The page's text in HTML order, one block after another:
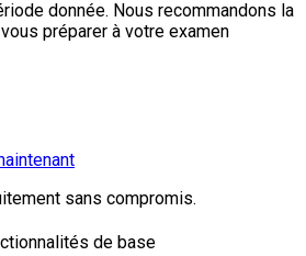
donnée. Nous recommandons la
préparer à votre examen
sans compromis.
de base